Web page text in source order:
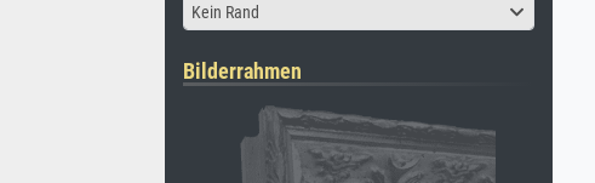
Kein Rand
Bilderrahmen